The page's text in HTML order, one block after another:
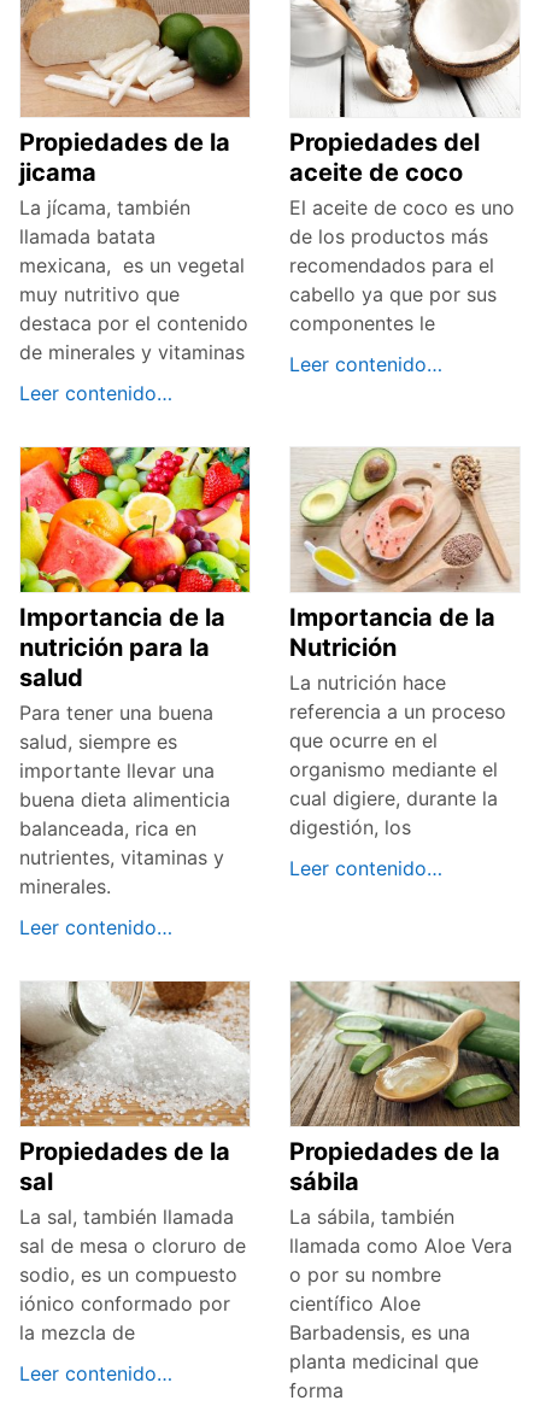
Propiedades de la
jicama
La jícama, también
llamada batata
mexicana, es un vegetal
muy nutritivo que
destaca por el contenido
de minerales y vitaminas
Leer contenido…
Propiedades del
aceite de coco
El aceite de coco es uno
de los productos más
recomendados para el
cabello ya que por sus
componentes le
Leer contenido…
Importancia de la
nutrición para la
salud
Para tener una buena
salud, siempre es
importante llevar una
buena dieta alimenticia
balanceada, rica en
nutrientes, vitaminas y
minerales.
Leer contenido…
Importancia de la
Nutrición
La nutrición hace
referencia a un proceso
que ocurre en el
organismo mediante el
cual digiere, durante la
digestión, los
Leer contenido…
Propiedades de la
sal
La sal, también llamada
sal de mesa o cloruro de
sodio, es un compuesto
iónico conformado por
la mezcla de
Leer contenido…
Propiedades de la
sábila
La sábila, también
llamada como Aloe Vera
o por su nombre
científico Aloe
Barbadensis, es una
planta medicinal que
forma